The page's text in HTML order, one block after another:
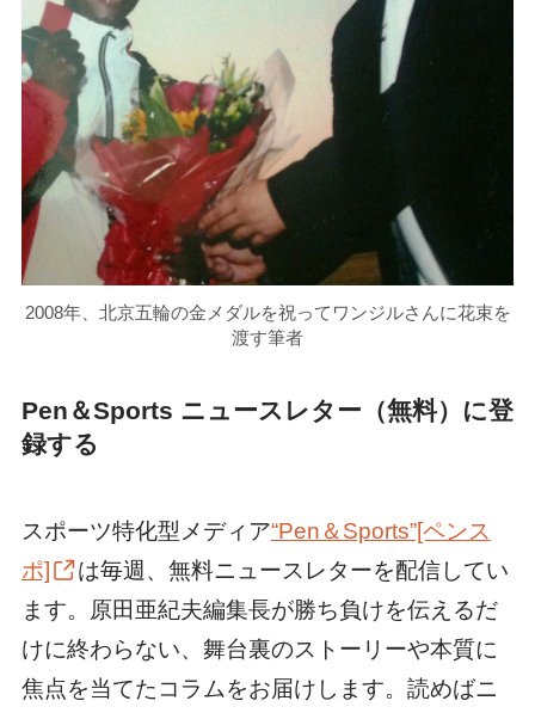
2008年、北京五輪の金メダルを祝ってワンジルさんに花束を
渡す筆者
Pen＆Sports ニュースレター（無料）に登
録する
スポーツ特化型メディア“Pen＆Sports”[ペンス
ポ]
は毎週、無料ニュースレターを配信してい
ます。原田亜紀夫編集長が勝ち負けを伝えるだ
けに終わらない、舞台裏のストーリーや本質に
焦点を当てたコラムをお届けします。読めばニ